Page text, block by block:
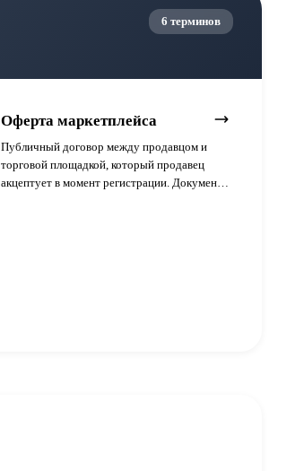
6 терминов
Оферта маркетплейса
Публичный договор между продавцом и
торговой площадкой, который продавец
акцептует в момент регистрации. Документ